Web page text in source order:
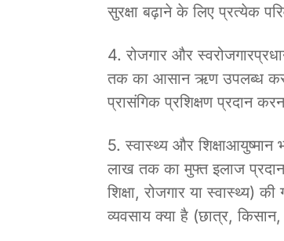
सुरक्षा बढ़ाने के लिए प्रत्येक
4. रोजगार और
तक का आसान ऋण उपलब्ध
प्रासंगिक प्रशिक्षण प्रदान
5. स्वास्थ्य और
लाख तक का मुफ्त इलाज
शिक्षा, रोजगार या स्वास्थ्य)
व्यवसाय क्या है (छात्र,